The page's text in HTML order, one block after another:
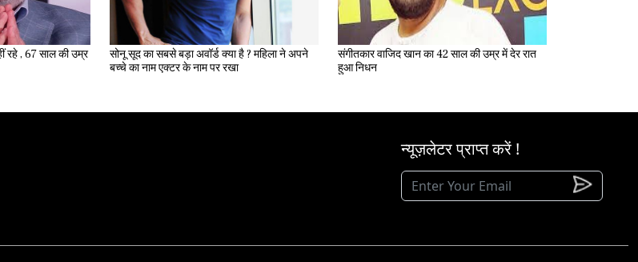
रहे , 67 साल की उम्र
सोनू सूद का सबसे बड़ा अवॉर्ड क्या है ? महिला ने अपने
बच्चे का नाम एक्टर के नाम पर रखा
संगीतकार वाजिद खान का 42 साल की उम्र में देर रात
हुआ निधन
न्यूज़लेटर प्राप्त करें !